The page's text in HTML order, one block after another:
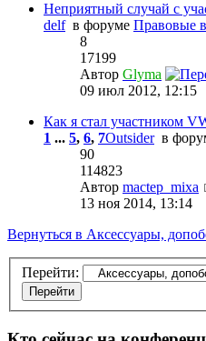
Неприятный случай с
delfв форуме Правовые
8
17199
Автор Glyma
09 июл 2012, 12:15
Как я стал участником
1 ... 5, 6, 7Outsiderв
90
114823
Автор mactep_mixa
13 ноя 2014, 13:14
Вернуться в Аксессуары,
Перейти: